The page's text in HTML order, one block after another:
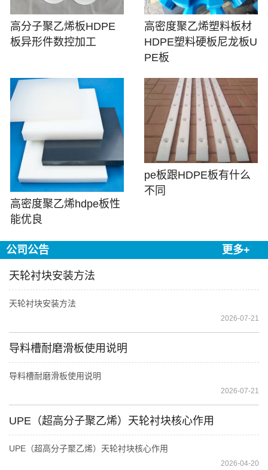
高分子聚乙烯板HDPE
板异形件数控加工
高密度聚乙烯塑料板材
HDPE塑料硬板尼龙板U
PE板
高密度聚乙烯hdpe板性
能优良
pe板跟HDPE板有什么
不同
公司公告 更多+
天轮衬块安装方法
天轮衬块安装方法
2026-07-21
导料槽耐磨滑板使用说明
导料槽耐磨滑板使用说明
2026-07-21
UPE（超高分子聚乙烯）天轮衬块核心作用
UPE（超高分子聚乙烯）天轮衬块核心作用
2026-04-20